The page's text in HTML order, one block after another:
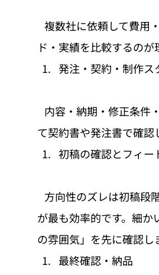
ド・実績を比較するのが
発注・契約・制作ス
て契約書や発注書で確認
初稿の確認とフィー
が最も効率的です。細か
の雰囲気」を先に確認し
最終確認・納品